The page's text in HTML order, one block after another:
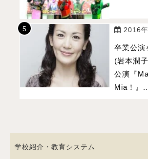
2016
卒業公演
(岩本潤
公演『
Mia！』
学校紹介・教育システム